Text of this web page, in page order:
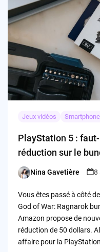
Jeux vidéos
PlayStation 5 :
réduction sur le
Posted
Nina Gavetière 8
Vous êtes passé à côté
God of War: Ragnarok
Amazon propose de
réduction de 50 dollars.
affaire pour la